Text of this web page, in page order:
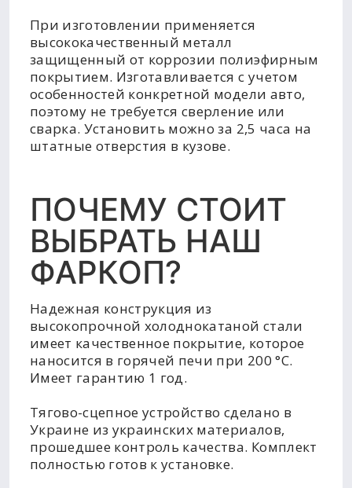
При изготовлении применяется
высококачественный металл
защищенный от коррозии полиэфирным
покрытием. Изготавливается с учетом
особенностей конкретной модели авто,
поэтому не требуется сверление или
сварка. Установить можно за 2,5 часа на
штатные отверстия в кузове.
ПОЧЕМУ СТОИТ
ВЫБРАТЬ НАШ
ФАРКОП?
Надежная конструкция из
высокопрочной холоднокатаной стали
имеет качественное покрытие, которое
наносится в горячей печи при 200 °C.
Имеет гарантию 1 год.
Тягово-сцепное устройство сделано в
Украине из украинских материалов,
прошедшее контроль качества. Комплект
полностью готов к установке.